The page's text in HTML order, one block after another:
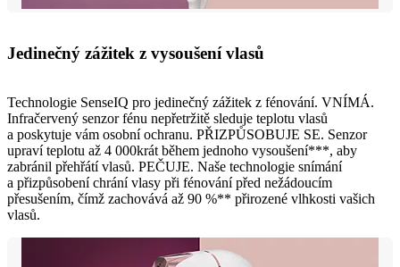
Jedinečný zážitek z vysoušení vlasů
Technologie SenseIQ pro jedinečný zážitek z fénování. VNÍMÁ.
Infračervený senzor fénu nepřetržitě sleduje teplotu vlasů
a poskytuje vám osobní ochranu. PŘIZPŮSOBUJE SE. Senzor
upraví teplotu až 4 000krát během jednoho vysoušení***, aby
zabránil přehřátí vlasů. PEČUJE. Naše technologie snímání
a přizpůsobení chrání vlasy při fénování před nežádoucím
přesušením, čímž zachovává až 90 %** přirozené vlhkosti vašich
vlasů.